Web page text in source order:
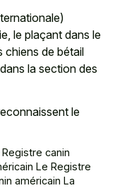
le plaçant dans le
chiens de bétail
la section des
le
canin
Le Registre
américain La